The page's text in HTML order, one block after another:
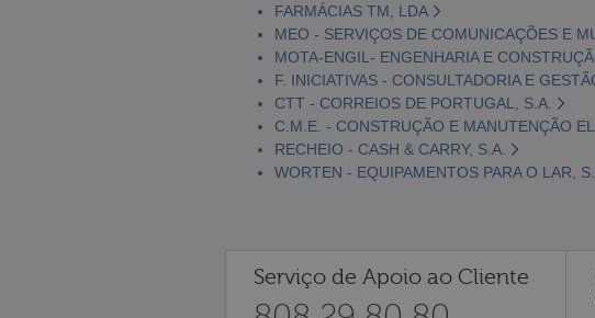
FARMÁCIAS TM, LDA
MEO - SERVIÇOS DE COMUNICAÇÕES E
MOTA-ENGIL- ENGENHARIA E
F. INICIATIVAS - CONSULTADORIA E
CTT - CORREIOS DE PORTUGAL, S.A.
C.M.E. - CONSTRUÇÃO E MANUTENÇÃO
RECHEIO - CASH & CARRY, S.A.
WORTEN - EQUIPAMENTOS PARA O LAR,
Serviço de Apoio ao Cliente